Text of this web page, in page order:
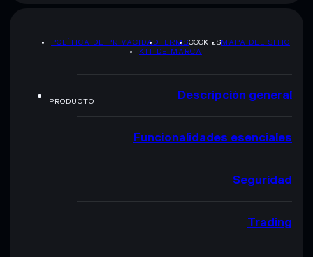
POLÍTICA DE PRIVACIDADTERMSCOOKIESMAPA DEL SITIO
KIT DE MARCA
PRODUCTO Descripción general
Funcionalidades esenciales
Seguridad
Trading